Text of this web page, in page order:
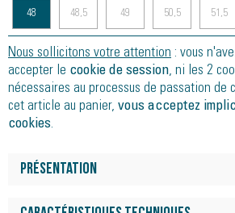
48 48,5 49 50,5 51,5
Nous sollicitons votre attention : vous
accepter le cookie de session, ni les 2
nécessaires au processus de passation de
cet article au panier, vous acceptez
cookies.
Présentation